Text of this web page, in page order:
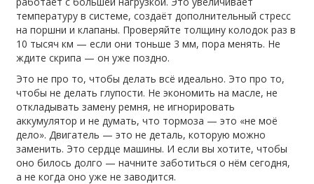
температуру в системе, создаёт дополнительный стресс
на поршни и клапаны. Проверяйте толщину колодок раз в
10 тысяч км — если они тоньше 3 мм, пора менять. Не
ждите скрипа — он уже поздно.
Это не про то, чтобы делать всё идеально. Это про то,
чтобы не делать глупости. Не экономить на масле, не
откладывать замену ремня, не игнорировать
аккумулятор и не думать, что тормоза — это «не моё
дело». Двигатель — это не деталь, которую можно
заменить. Это сердце машины. И если вы хотите, чтобы
оно билось долго — начните заботиться о нём сегодня,
а не когда оно уже не заводится.